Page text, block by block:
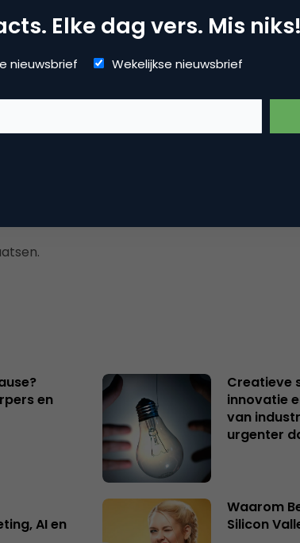
en
Creatieve
innovatie
van
urgenter
AI en
Waarom
Silicon
Elke dag vers. Mis niks!
nieuwsbrief Wekelijkse nieuwsbrief